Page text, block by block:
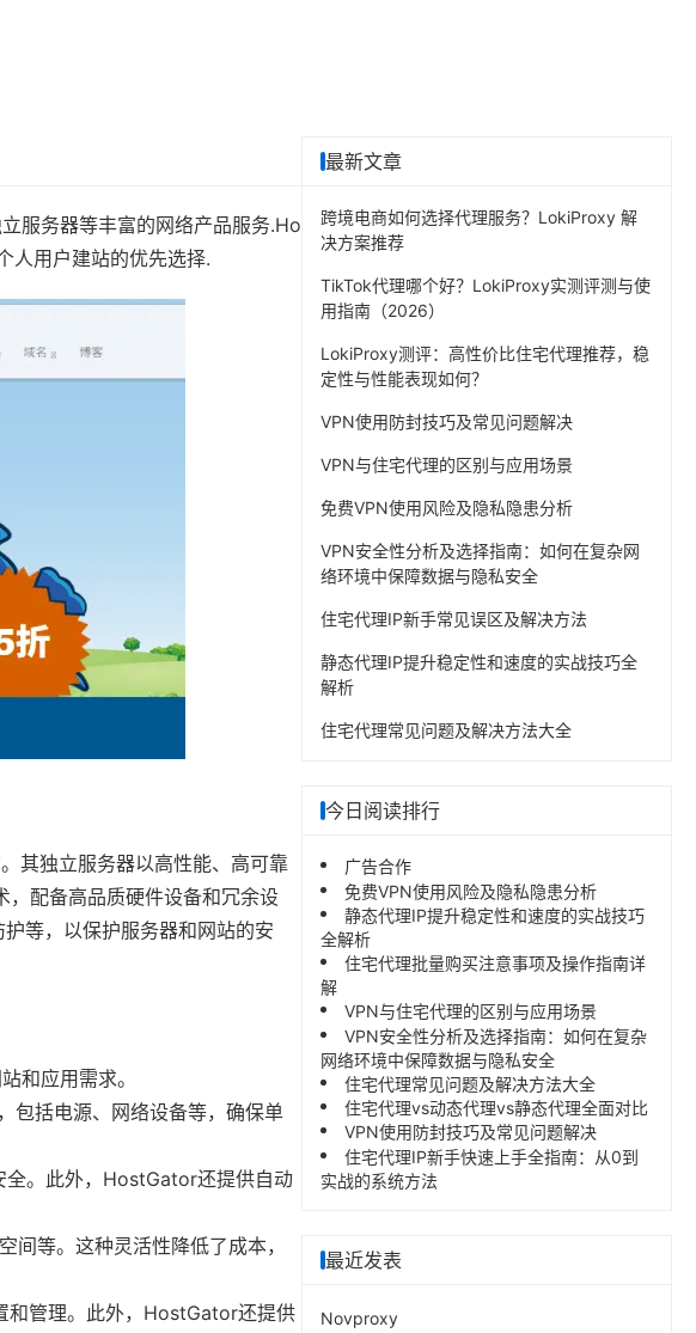
服务器等丰富的网络产品服务.Ho
人用户建站的优先选择.
其独立服务器以高性能、高可靠
配备高品质硬件设备和冗余设
等，以保护服务器和网站的安
和应用需求。
包括电源、网络设备等，确保单
全。此外，HostGator还提供自动
等。这种灵活性降低了成本，
和管理。此外，HostGator还提供
最新文章
跨境电商如何选择代理服务？LokiProxy 解
决方案推荐
TikTok代理哪个好？LokiProxy实测评测与使
用指南（2026）
LokiProxy测评：高性价比住宅代理推荐，稳
定性与性能表现如何？
VPN使用防封技巧及常见问题解决
VPN与住宅代理的区别与应用场景
免费VPN使用风险及隐私隐患分析
VPN安全性分析及选择指南：如何在复杂网
络环境中保障数据与隐私安全
住宅代理IP新手常见误区及解决方法
静态代理IP提升稳定性和速度的实战技巧全
解析
住宅代理常见问题及解决方法大全
今日阅读排行
广告合作
免费VPN使用风险及隐私隐患分析
静态代理IP提升稳定性和速度的实战技巧
全解析
住宅代理批量购买注意事项及操作指南详
解
VPN与住宅代理的区别与应用场景
VPN安全性分析及选择指南：如何在复杂
网络环境中保障数据与隐私安全
住宅代理常见问题及解决方法大全
住宅代理vs动态代理vs静态代理全面对比
VPN使用防封技巧及常见问题解决
住宅代理IP新手快速上手全指南：从0到
实战的系统方法
最近发表
Novproxy